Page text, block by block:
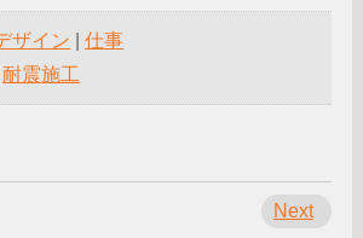
ザイン |仕事
耐震施工
Next